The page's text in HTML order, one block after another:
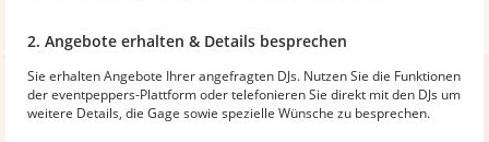
2. Angebote erhalten & Details besprechen
Sie erhalten Angebote Ihrer angefragten DJs. Nutzen Sie die Funktionen
der eventpeppers-Plattform oder telefonieren Sie direkt mit den DJs um
weitere Details, die Gage sowie spezielle Wünsche zu besprechen.